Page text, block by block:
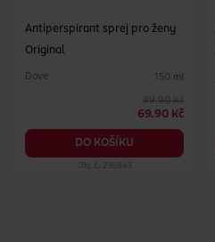
Antiperspirant sprej pro ženy
Original
Dove 150 ml
89.90 Kč
69.90 Kč
DO KOŠÍKU
Obj. č.: 236843